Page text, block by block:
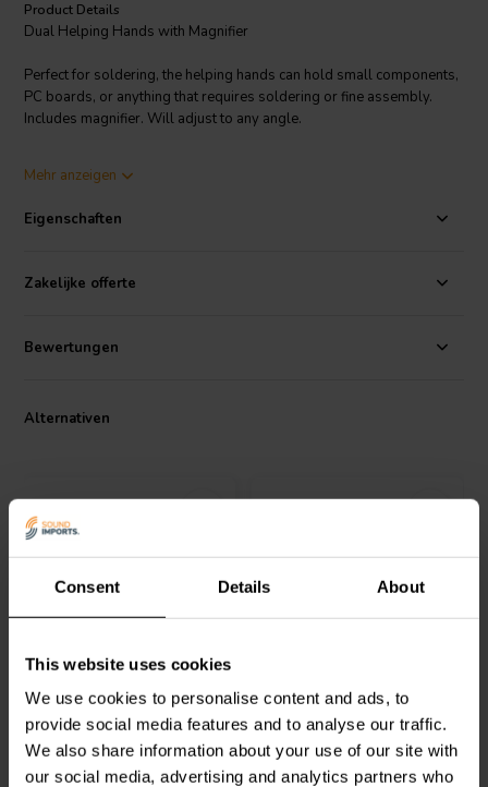
Consent Details About
This website uses cookies
We use cookies to personalise content and ads, to
provide social media features and to analyse our traffic.
We also share information about your use of our site with
our social media, advertising and analytics partners who
Product Details
Dual Helping Hands with Magnifier
Perfect for soldering, the helping hands can hold small components,
PC boards, or anything that requires soldering or fine assembly.
Includes magnifier. Will adjust to any angle.
Mehr anzeigen
Eigenschaften
Zakelijke offerte
Bewertungen
Alternativen
Solder mit 4% Silber
4
klantbeoordelingen
Vergleichen
0
klantbeoordelingen
Vergleichen